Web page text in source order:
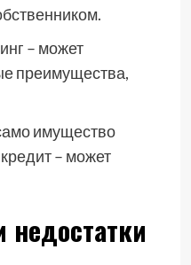
– может
преимущества,
имущество
– может